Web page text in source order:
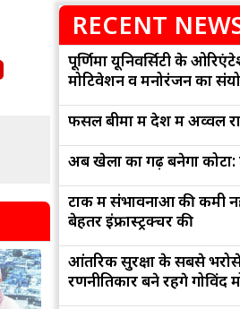
RECENT
पूर्णिमा यूनिवर्सिटी के
मोटिवेशन व मनोरंजन का
फसल बीमा में देश में अव्वल
अब खेलों का गढ़ बनेगा कोटा:
टोंक में संभावनाओं की कमी
बेहतर इंफ्रास्ट्रक्चर की
आंतरिक सुरक्षा के सबसे
रणनीतिकार बने रहेंगे गोविंद